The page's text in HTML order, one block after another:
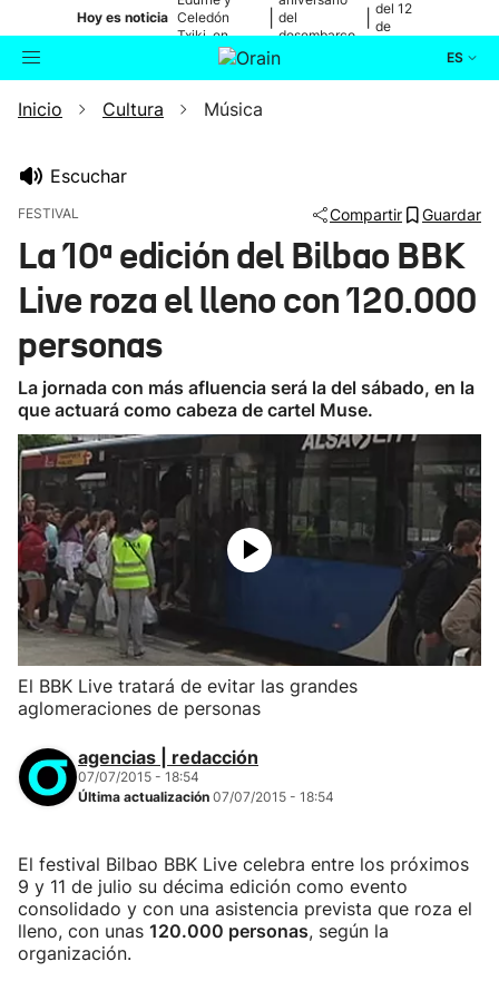
Hoy es noticia Celedón
Txiki, en
directo
del
desembarco
de Elkano
del 12
de
ES
Buscador Actualidad
Ikusmiran
Inicio Cultura Música
Escuchar
FESTIVAL Compartir Guardar
La 10ª edición del Bilbao BBK
Live roza el lleno con 120.000
personas
La jornada con más afluencia será la del sábado, en la
que actuará como cabeza de cartel Muse.
El BBK Live tratará de evitar las grandes
aglomeraciones de personas
agencias | redacción
07/07/2015 - 18:54
Última actualización 07/07/2015 - 18:54
El festival Bilbao BBK Live celebra entre los próximos
9 y 11 de julio su décima edición como evento
consolidado y con una asistencia prevista que roza el
lleno, con unas 120.000 personas, según la
organización.